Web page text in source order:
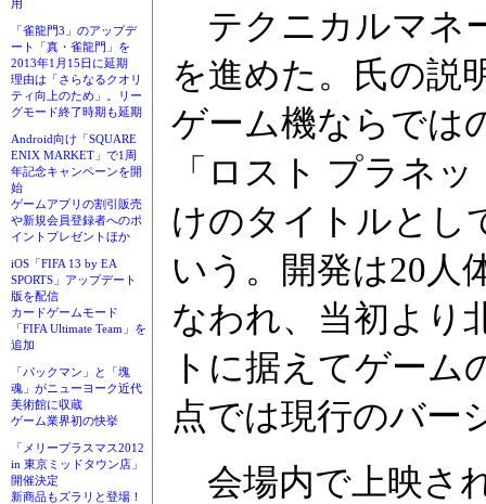
用
「雀龍門3」のアップデ
ート「真・雀龍門」を
2013年1月15日に延期
理由は「さらなるクオリ
ティ向上のため」。リー
グモード終了時期も延期
Android向け「SQUARE
ENIX MARKET」で1周
年記念キャンペーンを開
始
ゲームアプリの割引販売
や新規会員登録者へのポ
イントプレゼントほか
iOS「FIFA 13 by EA
SPORTS」アップデート
版を配信
カードゲームモード
「FIFA Ultimate Team」を
追加
「パックマン」と「塊
魂」がニューヨーク近代
美術館に収蔵
ゲーム業界初の快挙
「メリープラスマス2012
in 東京ミッドタウン店」
開催決定
新商品もズラリと登場！
テクニカルマネ
を進めた。氏の説
ゲーム機ならでは
「ロスト プラネ
けのタイトルとし
いう。開発は20人
なわれ、当初より
トに据えてゲー
点では現行のバー
会場内で上映さ